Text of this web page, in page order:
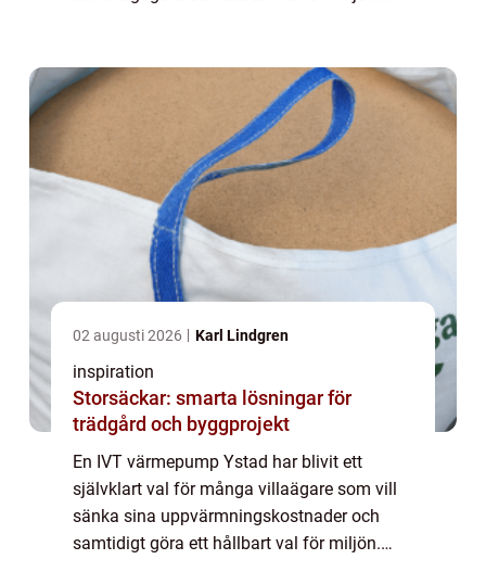
både dri...
02 augusti 2026 Karl Lindgren
inspiration
Storsäckar: smarta lösningar för
trädgård och byggprojekt
En IVT värmepump Ystad har blivit ett
självklart val för många villaägare som vill
sänka sina uppvärmningskostnader och
samtidigt göra ett hållbart val för miljön.